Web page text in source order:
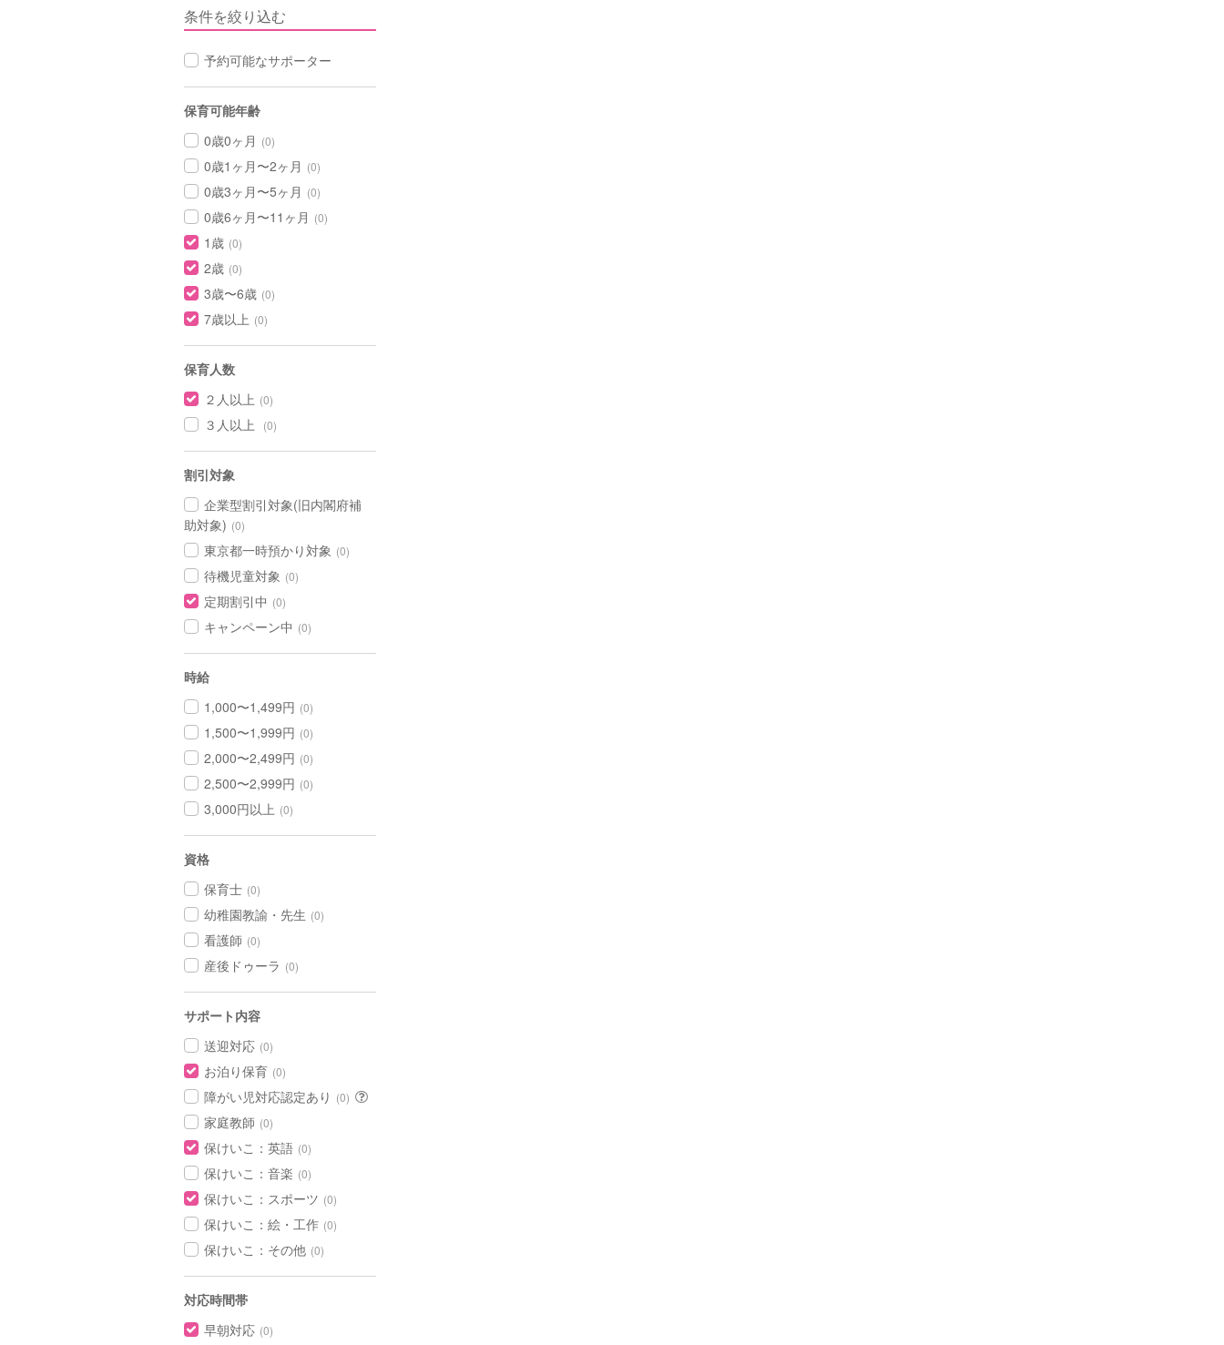
条件を絞り込む
予約可能なサポーター
保育可能年齢
0歳0ヶ月 (0)
0歳1ヶ月〜2ヶ月 (0)
0歳3ヶ月〜5ヶ月 (0)
0歳6ヶ月〜11ヶ月 (0)
1歳 (0)
2歳 (0)
3歳〜6歳 (0)
7歳以上 (0)
保育人数
２人以上 (0)
３人以上 (0)
割引対象
企業型割引対象(旧内閣府補
助対象) (0)
東京都一時預かり対象 (0)
待機児童対象 (0)
定期割引中 (0)
キャンペーン中 (0)
時給
1,000〜1,499円 (0)
1,500〜1,999円 (0)
2,000〜2,499円 (0)
2,500〜2,999円 (0)
3,000円以上 (0)
資格
保育士 (0)
幼稚園教諭・先生 (0)
看護師 (0)
産後ドゥーラ (0)
サポート内容
送迎対応 (0)
お泊り保育 (0)
障がい児対応認定あり (0)
家庭教師 (0)
保けいこ：英語 (0)
保けいこ：音楽 (0)
保けいこ：スポーツ (0)
保けいこ：絵・工作 (0)
保けいこ：その他 (0)
対応時間帯
早朝対応 (0)